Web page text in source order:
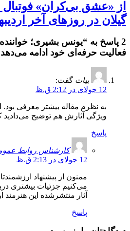
از «عشق بی‌کران» فوتبال
گیلان در روزهای آخر
2 پاسخ به “یونس بشیری؛
فعالیت حرفه‌ای خود ادامه
بیات گفت:
12 جولای در 2:12 ق.ظ
به نظرم مقاله بیشتر معرفی
ویژگی آثارش هم توضیح
پاسخ
کارشناس روابط
12 جولای در 2:13 ق.ظ
ممنون از پیشنهاد
می‌کنیم جزئیات بیشتری
آثار منتشرشده این هنرمند
پاسخ